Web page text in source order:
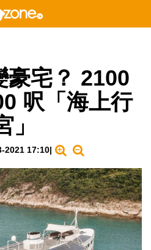
豪宅？ 2100
呎「海上行
」
2021 17:10|